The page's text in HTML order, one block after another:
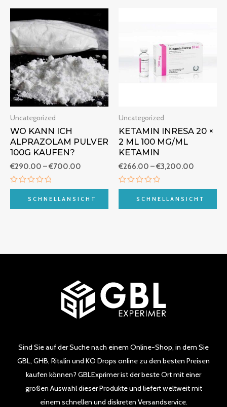
Uncategorized
WO KANN ICH
ALPRAZOLAM PULVER
100G KAUFEN?
€290.00 –€700.00
€290.00
bis
€700.00
Bewertet
von
SCHNELLANSICHT
Uncategorized
KETAMIN INRESA 20 ×
2 ML 100 MG/ML
KETAMIN
€266.00 –€3,200.00
Bewertet
von
SCHNELLANSICHT
Sind Sie auf der Suche nach einem Online-Shop, in dem Sie
GBL, GHB, Ritalin und KO Drops online zu den besten Preisen
kaufen können? GBLExprimer ist der beste Ort mit einer
großen Auswahl dieser Produkte und liefert weltweit mit
einem schnellen und diskreten Versandservice.